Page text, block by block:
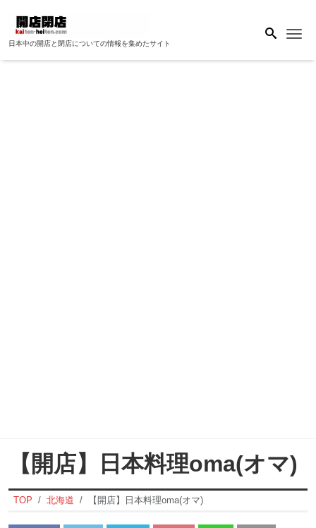
日本中の開店と閉店についての情報を集めたサイト
【開店】日本料理oma(オマ)
TOP 北海道 【開店】日本料理oma(オマ)